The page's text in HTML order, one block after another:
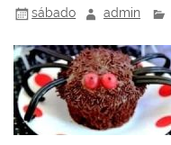
sábado admin